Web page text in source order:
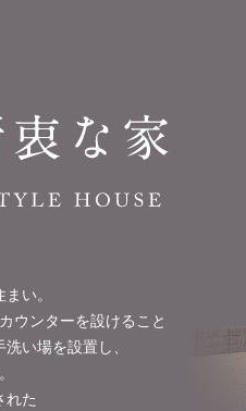
い。
ウンターを設けること
い場を設置し、
れた